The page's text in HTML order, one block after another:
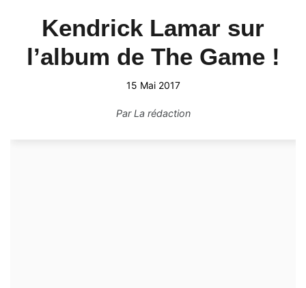
Kendrick Lamar sur
l’album de The Game !
15 Mai 2017
ParLa rédaction